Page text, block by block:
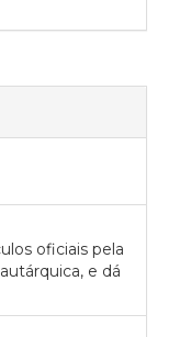
oficiais pela
e dá